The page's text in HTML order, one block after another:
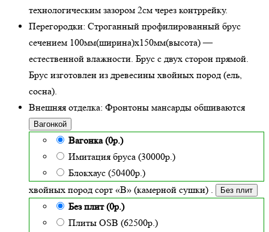
технологическим зазором 2см через контррейку.
Перегородки: Строганный профилированный брус
сечением 100мм(ширина)x150мм(высота) —
естественной влажности. Брус с двух сторон прямой.
Брус изготовлен из древесины хвойных пород (ель,
сосна).
Внешняя отделка: Фронтоны мансарды обшиваются
Вагонкой
Вагонка (0р.)
Имитация бруса (30000р.)
Блокхаус (50400р.)
хвойных пород сорт «В» (камерной сушки) . Без плит
Без плит (0р.)
Плиты OSB (62500р.)